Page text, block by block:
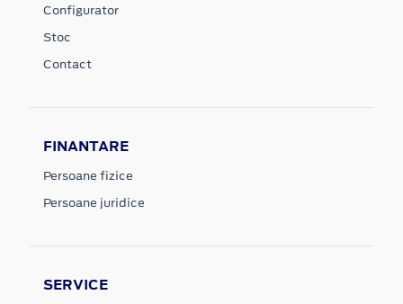
Configurator
Stoc
Contact
FINANTARE
Persoane fizice
Persoane juridice
SERVICE